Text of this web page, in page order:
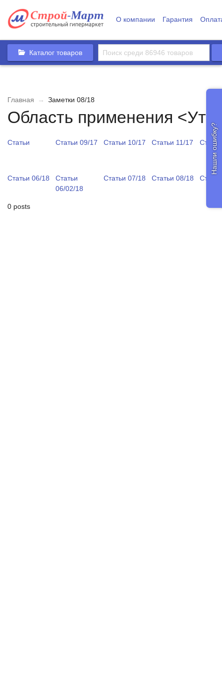
О компании Гарантия
Каталог товаров
Главная → Заметки 08/18
Область применения
Статьи Статьи 09/17 Статьи 10/17 Статьи 11/17
Статьи 06/18
Статьи
06/02/18
Статьи 07/18 Статьи 08/18
0 posts
Нашли ошибку?